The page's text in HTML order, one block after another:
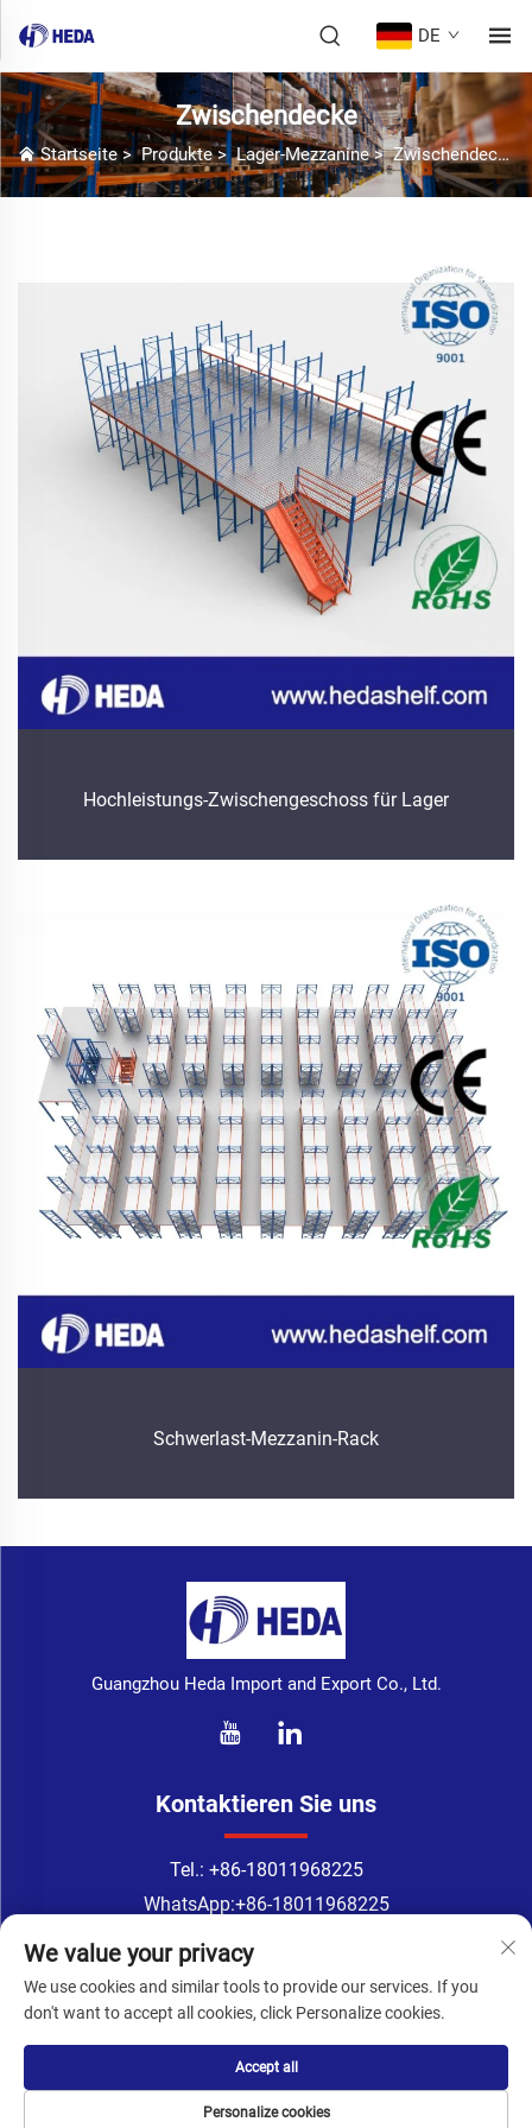
DE
Zwischendecke
Startseite>Produkte>Lager-Mezzanine>Zwischendecke
Hochleistungs-Zwischengeschoss für Lager
Schwerlast-Mezzanin-Rack
Guangzhou Heda Import and Export Co., Ltd.
Kontaktieren Sie uns
Tel.: +86-18011968225
WhatsApp:+86-18011968225
E-Mail:
Address: Nr. 133-1, Tingyuan-Straße, Xingang-Oststraße, Bezirk
Haizhu, Guangzhou
Urheberrechte © Guangzhou Heda Import and Export
Co., Ltd. Alle Rechte vorbehalten -
We value your privacy
We use cookies and similar tools to provide our services. If you
don't want to accept all cookies, click Personalize cookies.
Personalize cookies
Accept all